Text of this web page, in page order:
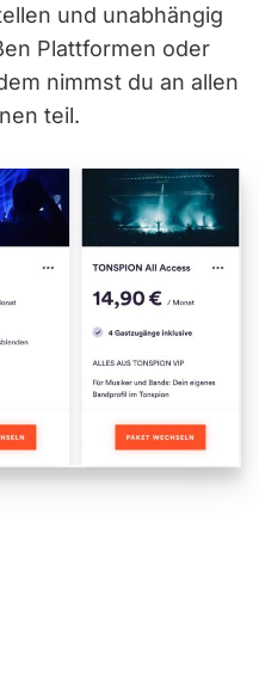
und unabhängig
Plattformen oder
nimmst du an allen
teil.